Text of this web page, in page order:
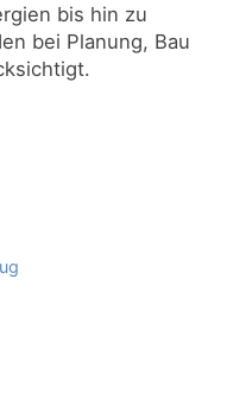
bis hin zu
bei Planung, Bau